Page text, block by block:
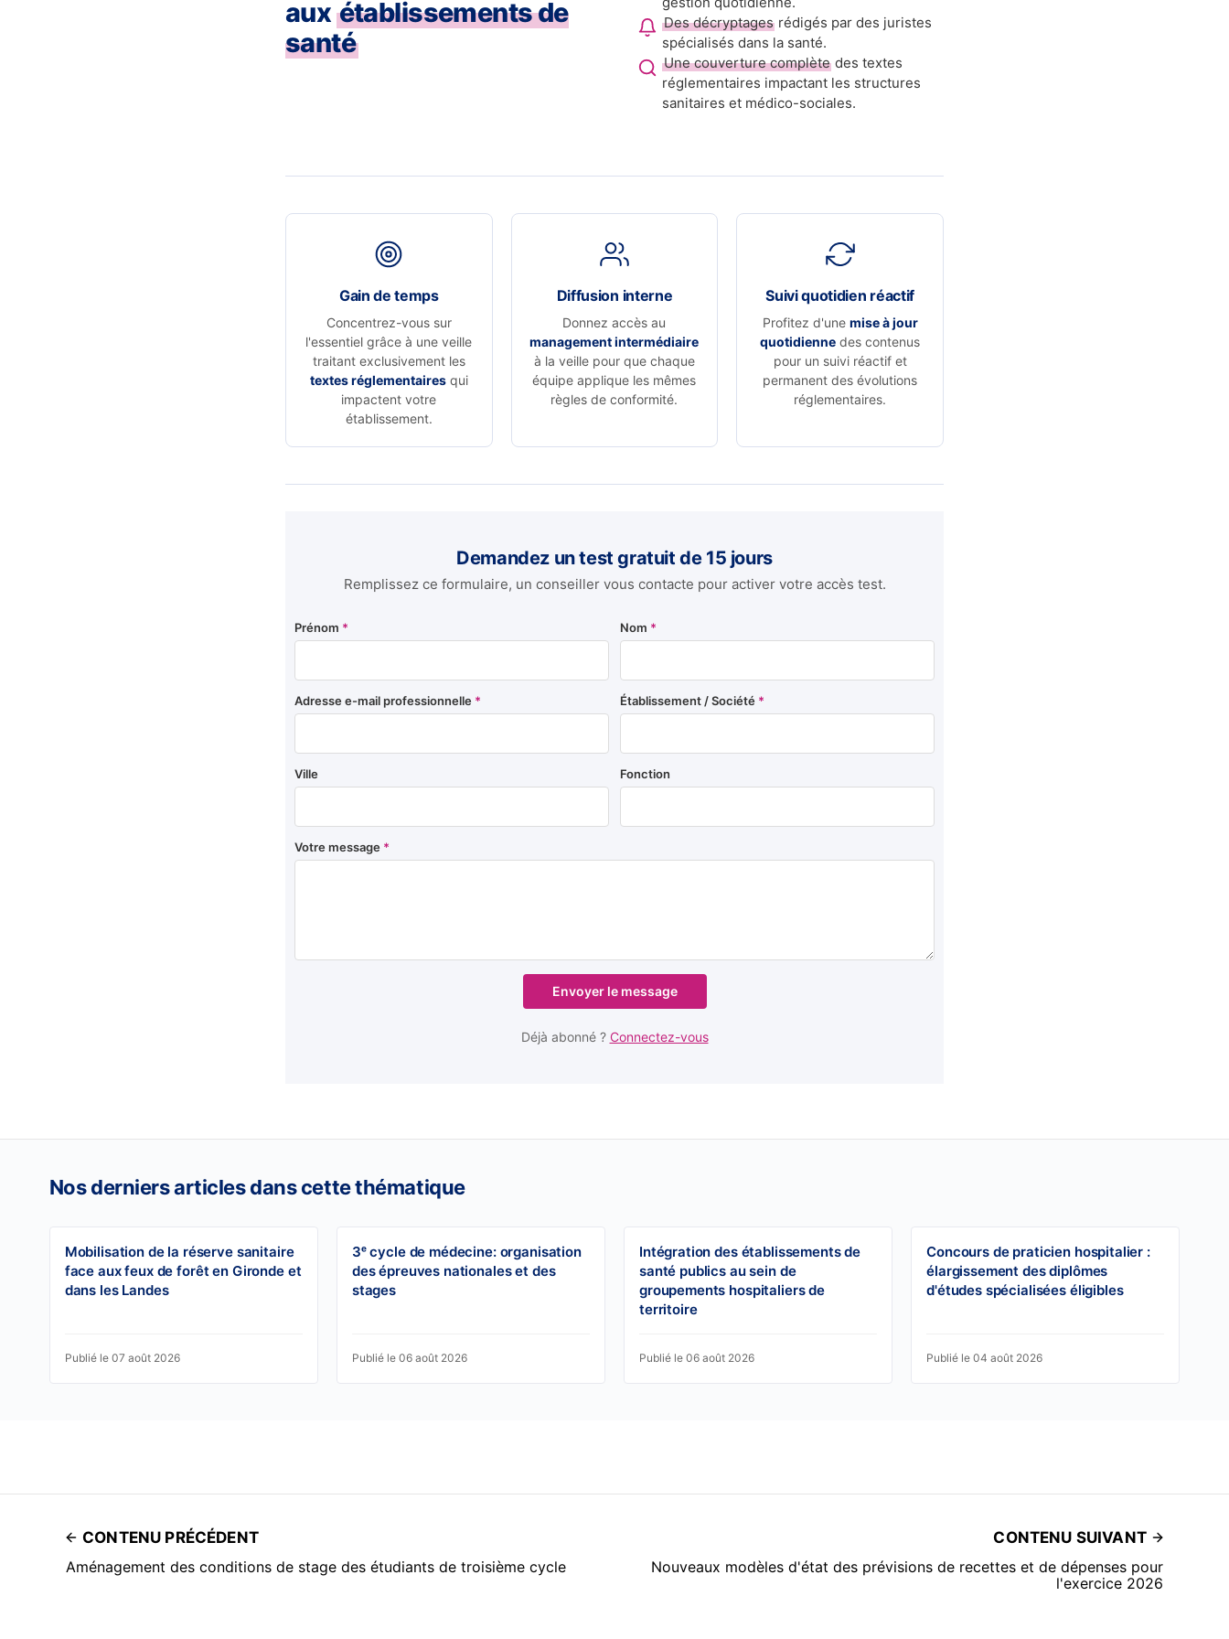
aux établissements de
santé
Des décryptages rédigés par des juristes
spécialisés dans la santé.
Une couverture complète des textes
réglementaires impactant les structures
sanitaires et médico-sociales.
Gain de temps
Concentrez-vous sur
l'essentiel grâce à une veille
traitant exclusivement les
textes réglementairesqui
impactent votre
établissement.
Diffusion interne
Donnez accès au
management intermédiaire
à la veille pour que chaque
équipe applique les mêmes
règles de conformité.
Suivi quotidien réactif
Profitez d'une mise à jour
quotidienne des contenus
pour un suivi réactif et
permanent des évolutions
réglementaires.
Demandez un test gratuit de 15 jours
Remplissez ce formulaire, un conseiller vous contacte pour activer votre accès test.
Prénom * Nom *
Adresse e-mail professionnelle * Établissement / Société *
Ville Fonction
Votre message *
Envoyer le message
Déjà abonné ? Connectez-vous
Nos derniers articles dans cette thématique
Mobilisation de la réserve sanitaire
face aux feux de forêt en Gironde et
dans les Landes
Publié le 07 août 2026
3ᵉ cycle de médecine: organisation
des épreuves nationales et des
stages
Publié le 06 août 2026
Intégration des établissements de
santé publics au sein de
groupements hospitaliers de
territoire
Publié le 06 août 2026
Concours de praticien hospitalier :
élargissement des diplômes
d'études spécialisées éligibles
Publié le 04 août 2026
CONTENU PRÉCÉDENT
Aménagement des conditions de stage des étudiants de troisième cycle
CONTENU SUIVANT
Nouveaux modèles d'état des prévisions de recettes et de dépenses pour
l'exercice 2026